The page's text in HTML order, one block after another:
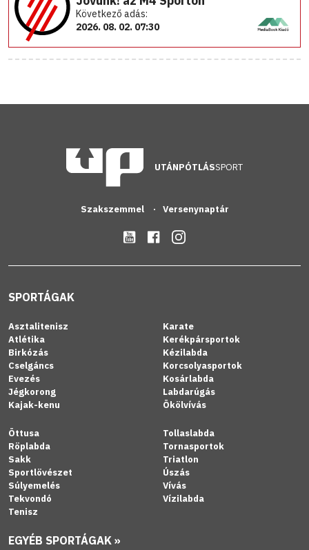
Következő adás:
2026. 08. 02. 07:30
UTÁNPÓTLÁSSPORT
Szakszemmel Versenynaptár
SPORTÁGAK
Asztalitenisz
Atlétika
Birkózás
Cselgáncs
Evezés
Jégkorong
Kajak-kenu
Karate
Kerékpársportok
Kézilabda
Korcsolyasportok
Kosárlabda
Labdarúgás
Ökölvívás
Öttusa
Röplabda
Sakk
Sportlövészet
Súlyemelés
Tekvondó
Tenisz
Tollaslabda
Tornasportok
Triatlon
Úszás
Vívás
Vízilabda
EGYÉB SPORTÁGAK »